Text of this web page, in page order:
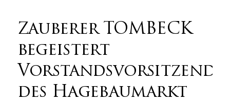
Zauberer TOMBECK
begeistert
Vorstandsvorsitzende
des Hagebaumarkt